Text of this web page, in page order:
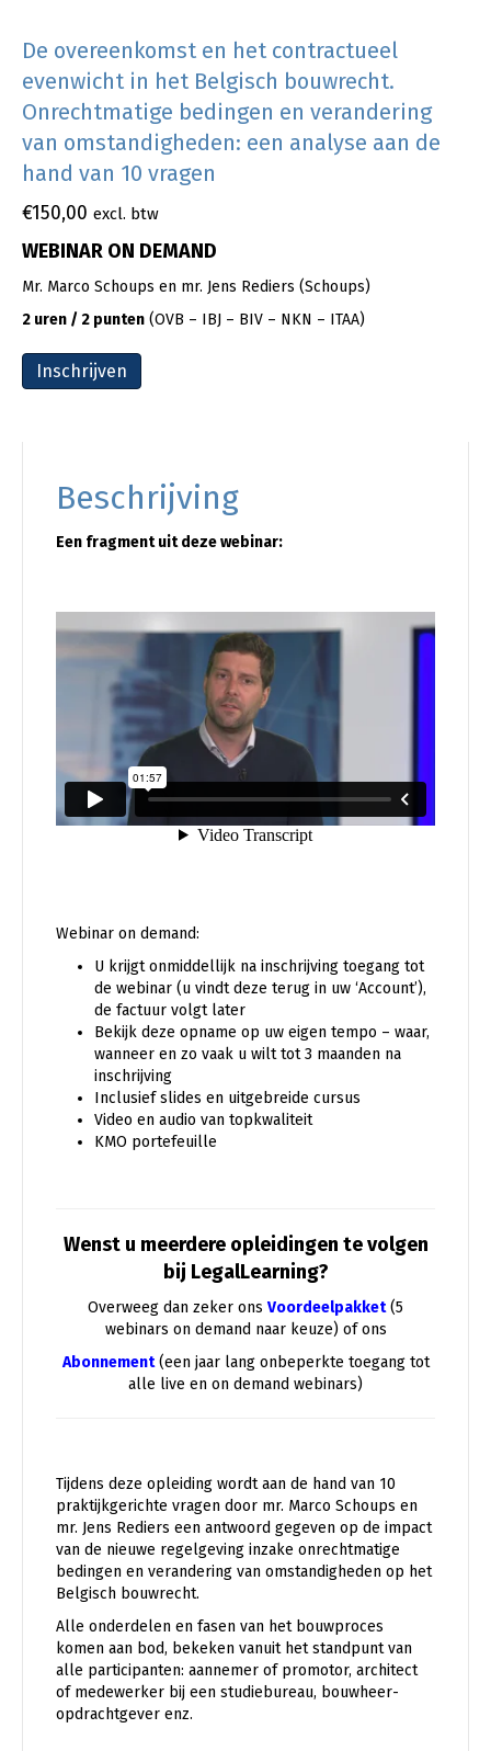
De overeenkomst en het contractueel
evenwicht in het Belgisch bouwrecht.
Onrechtmatige bedingen en verandering
van omstandigheden: een analyse aan de
hand van 10 vragen
€150,00 excl. btw
WEBINAR ON DEMAND
Mr. Marco Schoups en mr. Jens Rediers (Schoups)
2 uren / 2 punten (OVB – IBJ – BIV – NKN – ITAA)
Inschrijven
Beschrijving
Een fragment uit deze webinar:
Webinar on demand:
U krijgt onmiddellijk na inschrijving toegang tot
de webinar (u vindt deze terug in uw ‘Account’),
de factuur volgt later
Bekijk deze opname op uw eigen tempo – waar,
wanneer en zo vaak u wilt tot 3 maanden na
inschrijving
Inclusief slides en uitgebreide cursus
Video en audio van topkwaliteit
KMO portefeuille
Wenst u meerdere opleidingen te volgen
bij LegalLearning?
Overweeg dan zeker ons Voordeelpakket(5
webinars on demand naar keuze) of ons
Abonnement(een jaar lang onbeperkte toegang tot
alle live en on demand webinars)
Tijdens deze opleiding wordt aan de hand van 10
praktijkgerichte vragen door mr. Marco Schoups en
mr. Jens Rediers een antwoord gegeven op de impact
van de nieuwe regelgeving inzake onrechtmatige
bedingen en verandering van omstandigheden op het
Belgisch bouwrecht.
Alle onderdelen en fasen van het bouwproces
komen aan bod, bekeken vanuit het standpunt van
alle participanten: aannemer of promotor, architect
of medewerker bij een studiebureau, bouwheer-
opdrachtgever enz.